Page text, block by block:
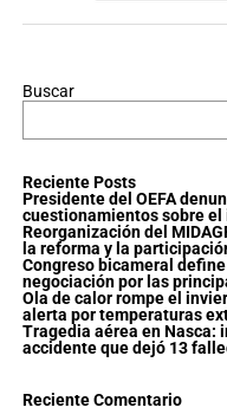
Buscar
Reciente Posts
Presidente del OEFA
cuestionamientos sobre
Reorganización del
la reforma y la
Congreso bicameral
negociación por las
Ola de calor rompe el
alerta por temperaturas
Tragedia aérea en Nasca:
accidente que dejó 13
Reciente Comentario